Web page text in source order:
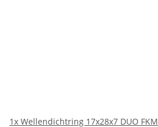
1x Wellendichtring 17x28x7 DUO FKM